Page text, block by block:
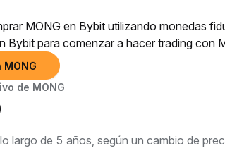
MONG en Bybit utilizando monedas
Bybit para comenzar a hacer trading con
MONG
de MONG
largo de 5 años, según un cambio de